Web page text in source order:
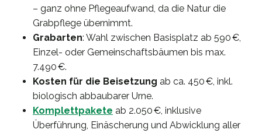
– ganz ohne Pflegeaufwand, da die Natur die
Grabpflege übernimmt.
Grabarten: Wahl zwischen Basisplatz ab 590 €,
Einzel- oder Gemeinschaftsbäumen bis max.
7.490 €.
Kosten für die Beisetzung ab ca. 450 €, inkl.
biologisch abbaubarer Urne.
Komplettpakete ab 2.050 €, inklusive
Überführung, Einäscherung und Abwicklung aller